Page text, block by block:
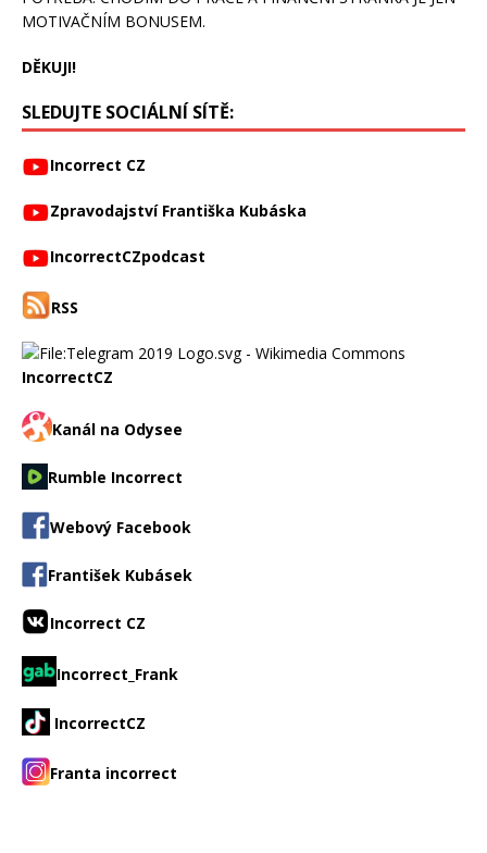
MOTIVAČNÍM BONUSEM.
DĚKUJI!
SLEDUJTE SOCIÁLNÍ SÍTĚ:
Incorrect CZ
Zpravodajství Františka Kubáska
IncorrectCZpodcast
RSS
IncorrectCZ
Kanál na Odysee
Rumble Incorrect
Webový Facebook
František Kubásek
Incorrect CZ
Incorrect_Frank
IncorrectCZ
Franta incorrect